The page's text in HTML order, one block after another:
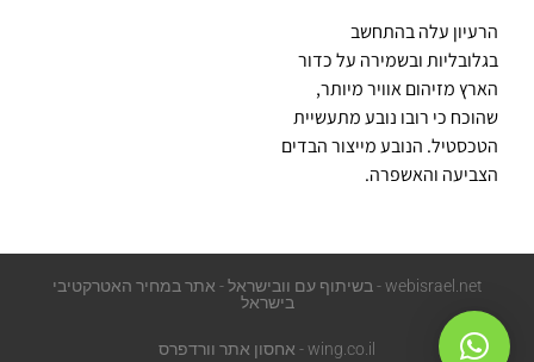
הרעיון עלה בהתחשב
בגלובליות ובשמירה על כדור
הארץ מזיהום אוויר מיותר,
שהוכח כי רובו נובע מתעשיית
הטכסטיל. הנובע מייצור הבדים
הצביעה והאשפרה.
webisrael.net - בשיתוף עם וובישראל - אתר במחיר האטרקטיבי
בישראל
wing.co.il - אחסון אתר וורדפרס